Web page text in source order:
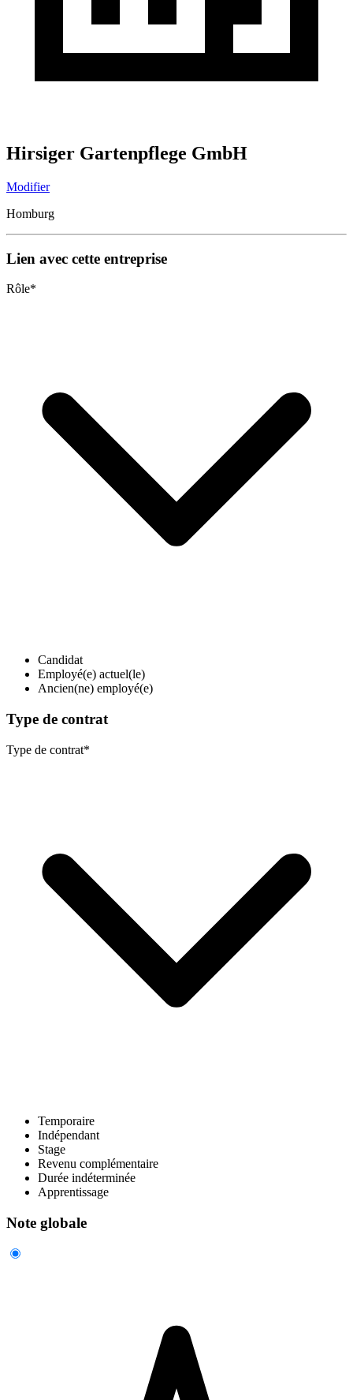
Hirsiger Gartenpflege GmbH
Modifier
Homburg
Lien avec cette entreprise
Rôle*
Candidat
Employé(e) actuel(le)
Ancien(ne) employé(e)
Type de contrat
Type de contrat*
Temporaire
Indépendant
Stage
Revenu complémentaire
Durée indéterminée
Apprentissage
Note globale